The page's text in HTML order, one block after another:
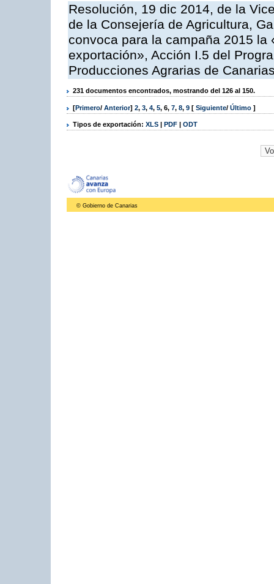
Resolución, 19 dic 2014, de la
de la Consejería de Agricultura,
convoca para la campaña 2015
exportación», Acción I.5 del
Producciones Agrarias de
231 documentos encontrados, mostrando del 126 al 150.
[Primero/ Anterior] 2, 3, 4, 5, 6, 7, 8, 9 [ Siguiente/ Último ]
Tipos de exportación: XLS | PDF | ODT
© Gobierno de Canarias